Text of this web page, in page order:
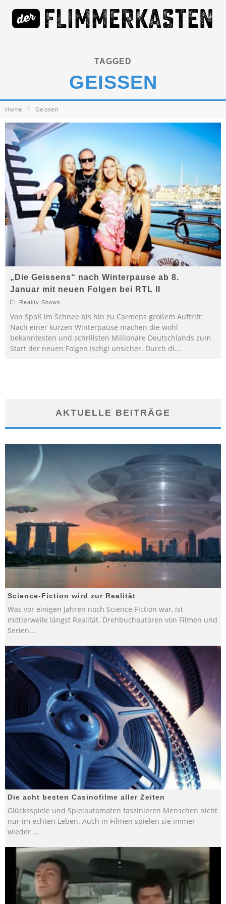
TAGGED
GEISSEN
Home Geissen
„Die Geissens“ nach Winterpause ab 8.
Januar mit neuen Folgen bei RTL II
Reality Shows
Von Spaß im Schnee bis hin zu Carmens großem Auftritt:
Nach einer kurzen Winterpause machen die wohl
bekanntesten und schrillsten Millionäre Deutschlands zum
Start der neuen Folgen Ischgl unsicher. Durch di...
AKTUELLE BEITRÄGE
Science-Fiction wird zur Realität
Was vor einigen Jahren noch Science-Fiction war, ist
mittlerweile längst Realität. Drehbuchautoren von Filmen und
Serien...
Die acht besten Casinofilme aller Zeiten
Glücksspiele und Spielautomaten faszinieren Menschen nicht
nur im echten Leben. Auch in Filmen spielen sie immer
wieder ...